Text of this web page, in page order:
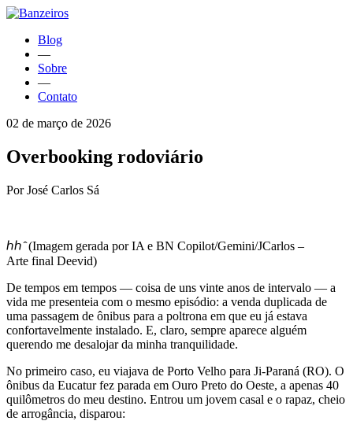
Blog
—
Sobre
—
Contato
02 de março de 2026
Overbooking rodoviário
Por José Carlos Sá
ℎℎ ̂ (Imagem gerada por IA e BN Copilot/Gemini/JCarlos –
Arte final Deevid)
De tempos em tempos — coisa de uns vinte anos de intervalo — a
vida me presenteia com o mesmo episódio: a venda duplicada de
uma passagem de ônibus para a poltrona em que eu já estava
confortavelmente instalado. E, claro, sempre aparece alguém
querendo me desalojar da minha tranquilidade.
No primeiro caso, eu viajava de Porto Velho para Ji-Paraná (RO). O
ônibus da Eucatur fez parada em Ouro Preto do Oeste, a apenas 40
quilômetros do meu destino. Entrou um jovem casal e o rapaz, cheio
de arrogância, disparou: